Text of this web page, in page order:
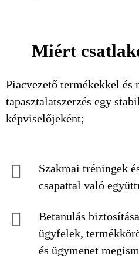
Miért
Piacvezető termékekkel és
tapasztalatszerzés egy
képviselőjeként;
Szakmai tréningek
csapattal való
Betanulás
ügyfelek,
és ügymenet